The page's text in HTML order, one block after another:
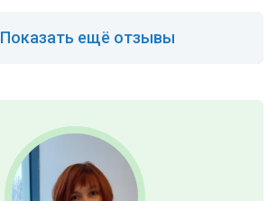
Показать ещё отзывы